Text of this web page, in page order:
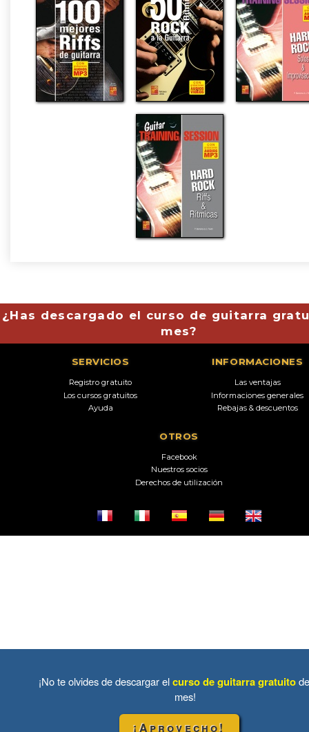
¿Has descargado el curso de guitarra
mes?
SERVICIOS
Registro gratuito
Los cursos gratuitos
Ayuda
INFORMACIONES
Las ventajas
Informaciones generales
Rebajas & descuentos
OTROS
Facebook
Nuestros socios
Derechos de utilización
¡No te olvides de descargar elcurso de guitarra gratuito
mes!
¡Aprovecho!